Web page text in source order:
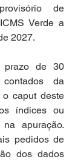
de
Verde a
2027.
prazo de 30
da
caput deste
índices ou
apuração.
pedidos de
dos dados